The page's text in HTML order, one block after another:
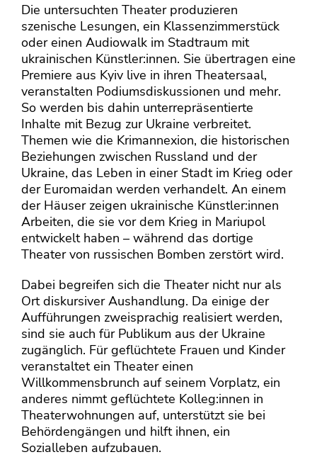
Die untersuchten Theater produzieren
szenische Lesungen, ein Klassenzimmerstück
oder einen Audiowalk im Stadtraum mit
ukrainischen Künstler:innen. Sie übertragen eine
Premiere aus Kyiv live in ihren Theatersaal,
veranstalten Podiumsdiskussionen und mehr.
So werden bis dahin unterrepräsentierte
Inhalte mit Bezug zur Ukraine verbreitet.
Themen wie die Krimannexion, die historischen
Beziehungen zwischen Russland und der
Ukraine, das Leben in einer Stadt im Krieg oder
der Euromaidan werden verhandelt. An einem
der Häuser zeigen ukrainische Künstler:innen
Arbeiten, die sie vor dem Krieg in Mariupol
entwickelt haben – während das dortige
Theater von russischen Bomben zerstört wird.
Dabei begreifen sich die Theater nicht nur als
Ort diskursiver Aushandlung. Da einige der
Aufführungen zweisprachig realisiert werden,
sind sie auch für Publikum aus der Ukraine
zugänglich. Für geflüchtete Frauen und Kinder
veranstaltet ein Theater einen
Willkommensbrunch auf seinem Vorplatz, ein
anderes nimmt geflüchtete Kolleg:innen in
Theaterwohnungen auf, unterstützt sie bei
Behördengängen und hilft ihnen, ein
Sozialleben aufzubauen.